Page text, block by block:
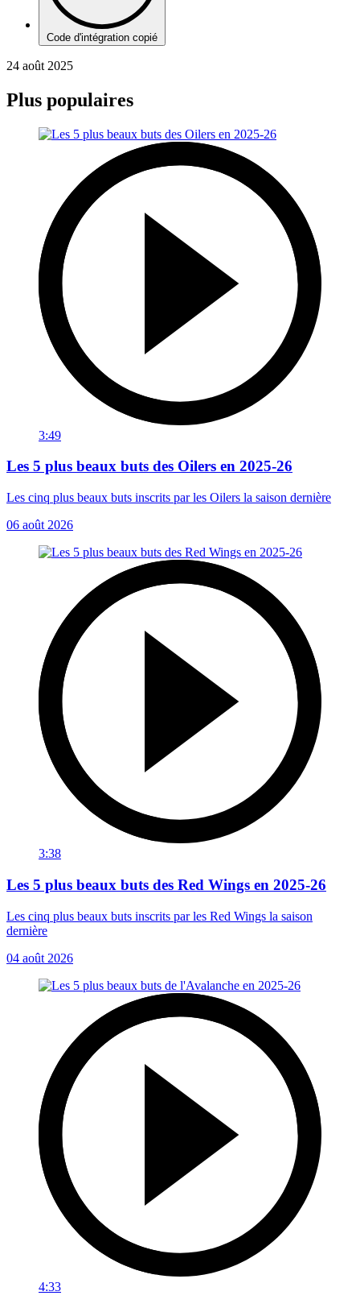
Code d'intégration copié
24 août 2025
Plus populaires
3:49
Les 5 plus beaux buts des Oilers en 2025-26
Les cinq plus beaux buts inscrits par les Oilers la saison dernière
06 août 2026
3:38
Les 5 plus beaux buts des Red Wings en 2025-26
Les cinq plus beaux buts inscrits par les Red Wings la saison
dernière
04 août 2026
4:33